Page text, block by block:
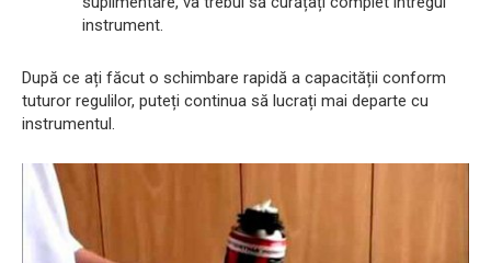
instrument.
După ce ați făcut o schimbare rapidă a capacității conform
tuturor regulilor, puteți continua să lucrați mai departe cu
instrumentul.